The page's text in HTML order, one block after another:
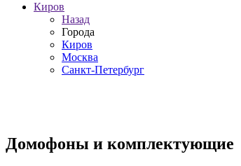
Киров
Назад
Города
Киров
Москва
Санкт-Петербург
Домофоны и комплектующие